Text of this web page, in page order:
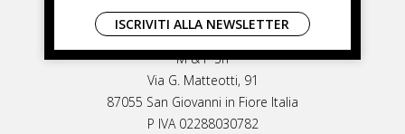
LIVIANA MIRARCHI
M & P Srl
Via G. Matteotti, 91
87055 San Giovanni in Fiore Italia
P IVA 02288030782
ISCRIVITI ALLA NEWSLETTER